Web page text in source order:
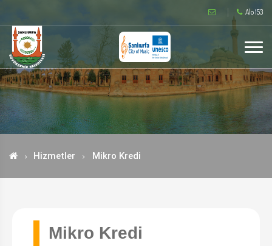
Alo 153
Hizmetler Mikro Kredi
Mikro Kredi